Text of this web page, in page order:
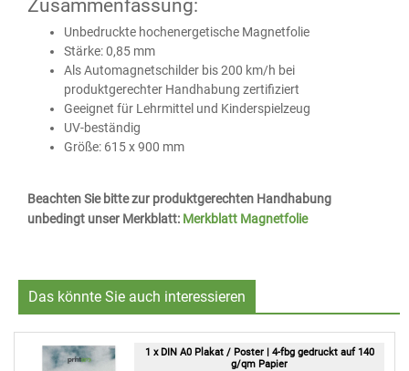
Zusammenfassung:
Unbedruckte hochenergetische Magnetfolie
Stärke: 0,85 mm
Als Automagnetschilder bis 200 km/h bei
produktgerechter Handhabung zertifiziert
Geeignet für Lehrmittel und Kinderspielzeug
UV-beständig
Größe: 615 x 900 mm
Beachten Sie bitte zur produktgerechten Handhabung
unbedingt unser Merkblatt: Merkblatt Magnetfolie
Das könnte Sie auch interessieren
1 x DIN A0 Plakat / Poster | 4-fbg gedruckt auf 140
g/qm Papier